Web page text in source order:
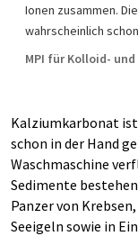
Ionen zusammen.
wahrscheinlich
MPI für Kolloid-
Kalziumkarbonat
schon in der Hand
Waschmaschine
Sedimente
Panzer von
Seeigeln sowie in